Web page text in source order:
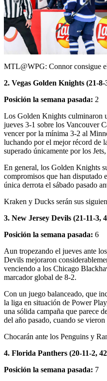
MTL@WPG: Connor consigue
2. Vegas Golden Knights (21-
Posición la semana pasada: 2
Los Golden Knights culminaron
jueves 3-1 sobre los Vancouver
vencer por la mínima 3-2 al
luchando por el mejor récord de
superado únicamente por los
En general, los Golden Knights
compromisos que han disputado
única derrota el sábado pasado
Kraken y Ducks serán sus
3. New Jersey Devils (21-11-3,
Posición la semana pasada: 6
Aun tropezando el jueves ante
Devils mejoraron
venciendo a los Chicago
marcador global de 8-2.
Con un juego balanceado, que
la liga en situación de Power
una sólida campaña que parece
del año pasado, cuando se
Chocarán ante los Penguins y
4. Florida Panthers (20-11-2,
Posición la semana pasada: 7